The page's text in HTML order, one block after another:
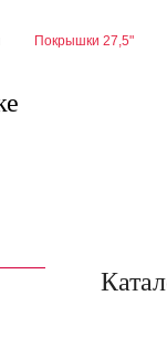
Покрышки 27,5"